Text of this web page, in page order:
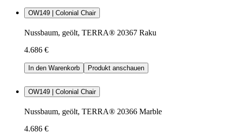
OW149 | Colonial Chair
Nussbaum, geölt, TERRA® 20367 Raku
4.686 €
In den Warenkorb Produkt anschauen
OW149 | Colonial Chair
Nussbaum, geölt, TERRA® 20366 Marble
4.686 €